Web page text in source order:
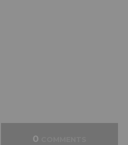
0